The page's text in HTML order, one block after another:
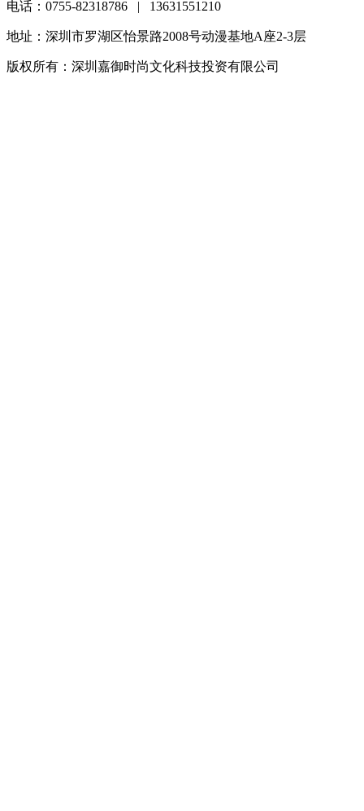
电话：0755-82318786 | 13631551210
地址：深圳市罗湖区怡景路2008号动漫基地A座2-3层
版权所有：深圳嘉御时尚文化科技投资有限公司